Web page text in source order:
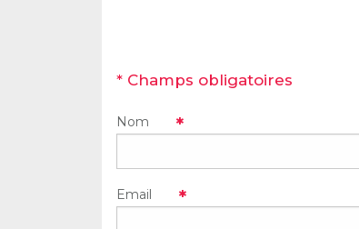
* Champs obligatoires
Nom
Email